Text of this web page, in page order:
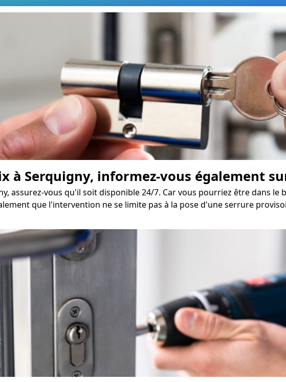
à Serquigny, informez-vous également
assurez-vous qu'il soit disponible 24/7. Car vous pourriez être dans le
que l'intervention ne se limite pas à la pose d'une serrure